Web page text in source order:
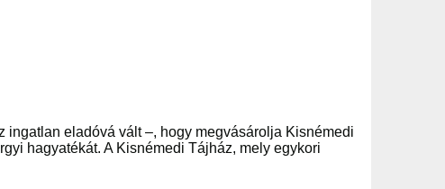
ingatlan eladóvá vált –, hogy megvásárolja Kisnémedi
hagyatékát. A Kisnémedi Tájház, mely egykori